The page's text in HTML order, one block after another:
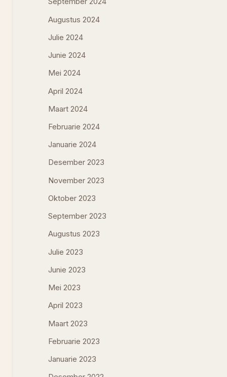
Augustus 2024
Julie 2024
Junie 2024
Mei 2024
April 2024
Maart 2024
Februarie 2024
Januarie 2024
Desember 2023
November 2023
Oktober 2023
September 2023
Augustus 2023
Julie 2023
Junie 2023
Mei 2023
April 2023
Maart 2023
Februarie 2023
Januarie 2023